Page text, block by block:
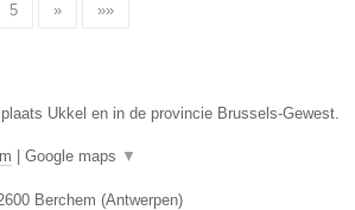
5 » »»
Ukkel en in de provincie Brussels-Gewest.
Google maps ▼
Berchem (Antwerpen)